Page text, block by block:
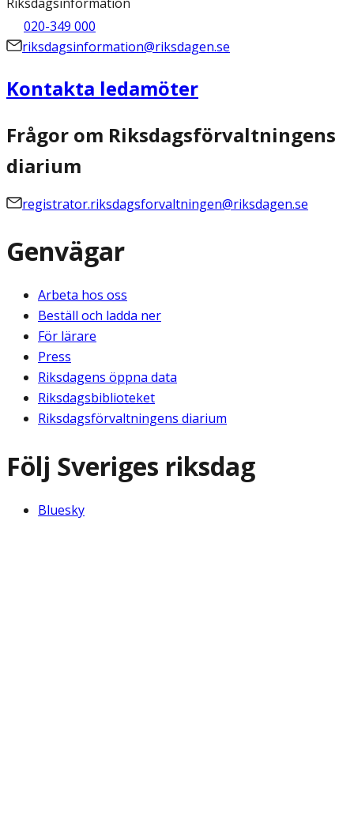
020-349 000
riksdagsinformation@riksdagen.se
Kontakta ledamöter
Frågor om Riksdagsförvaltningens
diarium
registrator.riksdagsforvaltningen@riksdagen.se
Genvägar
Arbeta hos oss
Beställ och ladda ner
För lärare
Press
Riksdagens öppna data
Riksdagsbiblioteket
Riksdagsförvaltningens diarium
Följ Sveriges riksdag
Bluesky